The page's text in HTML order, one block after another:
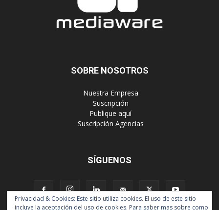
SOBRE NOSOTROS
‎ Nuestra Empresa
‎ Suscripción
‎ Publique aquí
‎ Suscripción Agencias
SÍGUENOS
Privacidad & Cookies: Este sitio utiliza cookies. El uso de este sitio
incluye la aceptación del uso de cookies. Para saber mas sobre como